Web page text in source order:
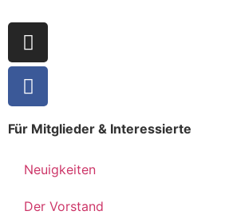
Für Mitglieder & Interessierte
Neuigkeiten
Der Vorstand